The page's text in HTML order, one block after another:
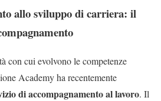
allo sviluppo di carriera: il
con cui evolvono le competenze
Academy ha recentemente
di accompagnamento al lavoro. Il